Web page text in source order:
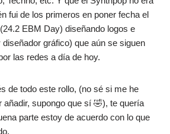
fui de los primeros en poner fecha el
EBM Day) diseñando logos e
gráfico) que aún se siguen
las redes a día de hoy.
de todo este rollo, (no sé si me he
añadir, supongo que sí 🤣), te quería
parte estoy de acuerdo con lo que